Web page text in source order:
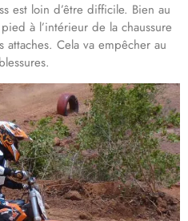
est loin d’être difficile. Bien au
à l’intérieur de la chaussure
Cela va empêcher au